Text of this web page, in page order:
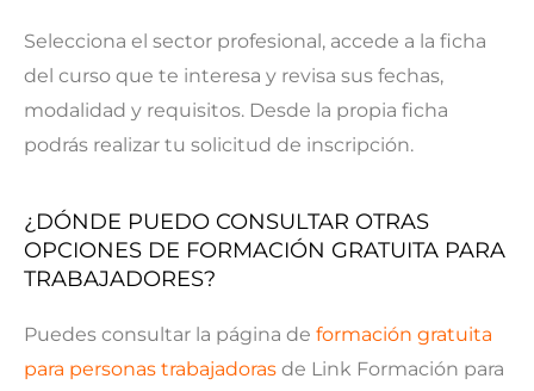
Selecciona el sector profesional, accede a la ficha
del curso que te interesa y revisa sus fechas,
modalidad y requisitos. Desde la propia ficha
podrás realizar tu solicitud de inscripción.
¿DÓNDE PUEDO CONSULTAR OTRAS
OPCIONES DE FORMACIÓN GRATUITA PARA
TRABAJADORES?
Puedes consultar la página de formación gratuita
para personas trabajadoras de Link Formación para